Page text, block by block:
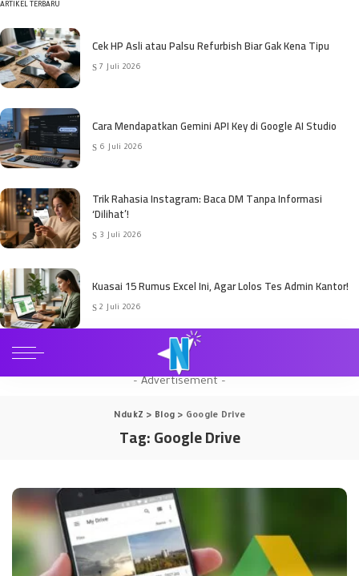
ARTIKEL TERBARU
Cek HP Asli atau Palsu Refurbish Biar Gak Kena Tipu
7 Juli 2026
Cara Mendapatkan Gemini API Key di Google AI Studio
6 Juli 2026
Trik Rahasia Instagram: Baca DM Tanpa Informasi
‘Dilihat’!
3 Juli 2026
Kuasai 15 Rumus Excel Ini, Agar Lolos Tes Admin Kantor!
2 Juli 2026
– Advertisement –
NdukZ > Blog > Google Drive
Tag:Google Drive